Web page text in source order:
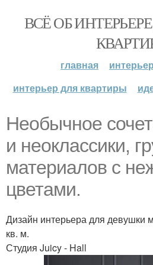
ВСЁ ОБ
главная
интерьер для квартиры
Необычное
и неоклассики,
материалов с
цветами.
Дизайн интерьера для девушки
кв. м.
Студия Juicy - Hall